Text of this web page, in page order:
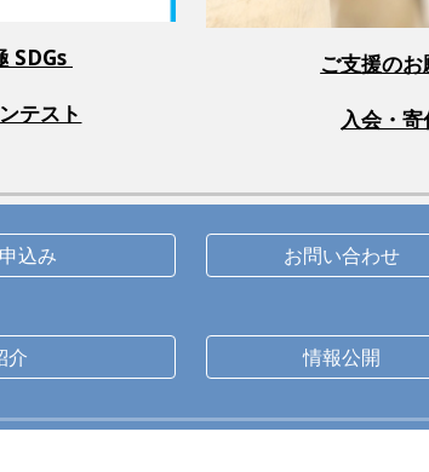
SDGs
テスト
ご支援の
入会・寄
込み お問い合わせ
介 情報公開